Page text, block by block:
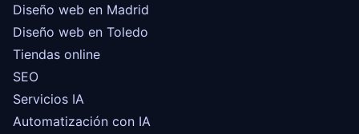
Diseño web en Madrid
Diseño web en Toledo
Tiendas online
SEO
Servicios IA
Automatización con IA